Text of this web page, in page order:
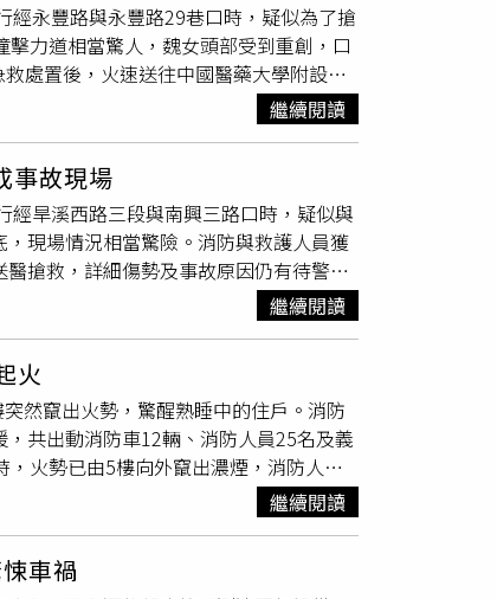
永豐路與永豐路29巷口時，疑似為了搶
力道相當驚人，魏女頭部受到重創，口
處置後，火速送往中國醫藥大學附設醫
示，事故發生於18日凌晨1時14分，魏女
越紅燈，因此與正常行駛中的小貨車發生
駕或毒駕情形。然而，這起事故仍存在
車準備離開，才遭到貨車撞擊，因此事
關影像進一步確認。此外，警方也已報
的情況進行檢驗，希望透過科學鑑定與
重要原因之一，即使在深夜車流較少，
經過路口時更應提高警覺，才能有效降低
繼續閱讀
故現場
旱溪西路三段與南興三路口時，疑似與
現場情況相當驚險。消防與救護人員獲
搶救，詳細傷勢及事故原因仍有待警方
其中一輛失控衝向路旁鐵圍籬，另一輛
響。翻覆轎車內一名22歲男性副駕駛也因
後送醫接受治療。台中市消防局表示，
抵達時，發現機車騎士受困於翻覆轎車
已失去生命徵象，緊急送往醫院持續搶
監視器畫面，以釐清事故發生經過及責
時路口號誌狀況，仍需進一步調查確
誌與相關規定，以降低交通事故發生風
繼續閱讀
火
然竄出火勢，驚醒熟睡中的住戶。消防
共出動消防車12輛、消防人員25名及義
火勢已由5樓向外竄出濃煙，消防人員
，成功阻止火勢延燒至其他樓層，避免
逃生心切，在消防人員抵達前自高處墜
急送往湖口仁慈醫院搶救，目前仍
內，所幸在消防人員迅速救援下，全
繼續閱讀
車禍